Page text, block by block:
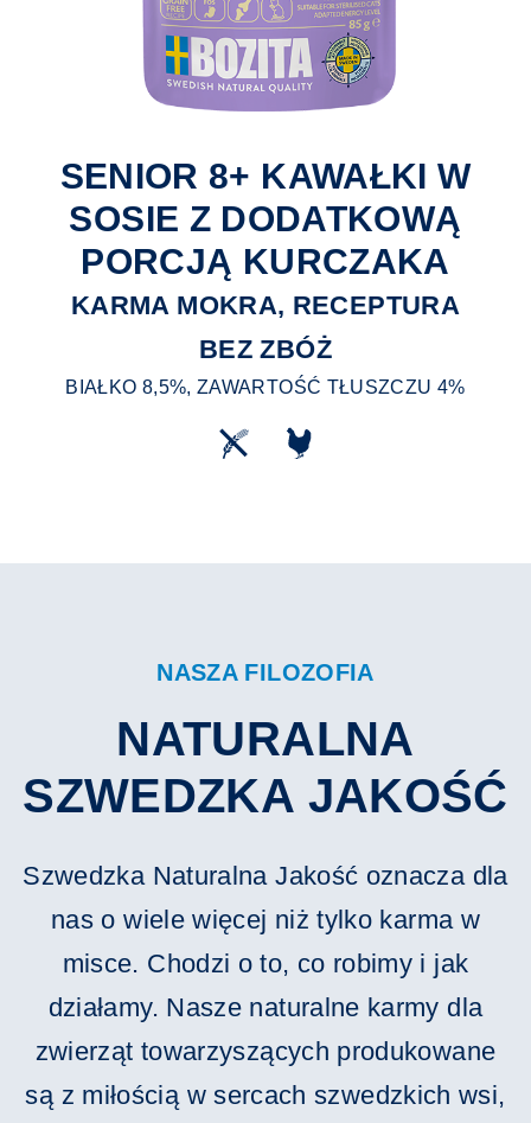
SENIOR 8+ KAWAŁKI W
SOSIE Z DODATKOWĄ
PORCJĄ KURCZAKA
KARMA MOKRA, RECEPTURA
BEZ ZBÓŻ
BIAŁKO 8,5%, ZAWARTOŚĆ TŁUSZCZU 4%
NASZA FILOZOFIA
NATURALNA
SZWEDZKA JAKOŚĆ
Szwedzka Naturalna Jakość oznacza dla
nas o wiele więcej niż tylko karma w
misce. Chodzi o to, co robimy i jak
działamy. Nasze naturalne karmy dla
zwierząt towarzyszących produkowane
są z miłością w sercach szwedzkich wsi,